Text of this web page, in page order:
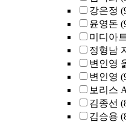
강은정
윤영돈
미디아
정형남
변인영
변인영
보리스
김종선
김승용